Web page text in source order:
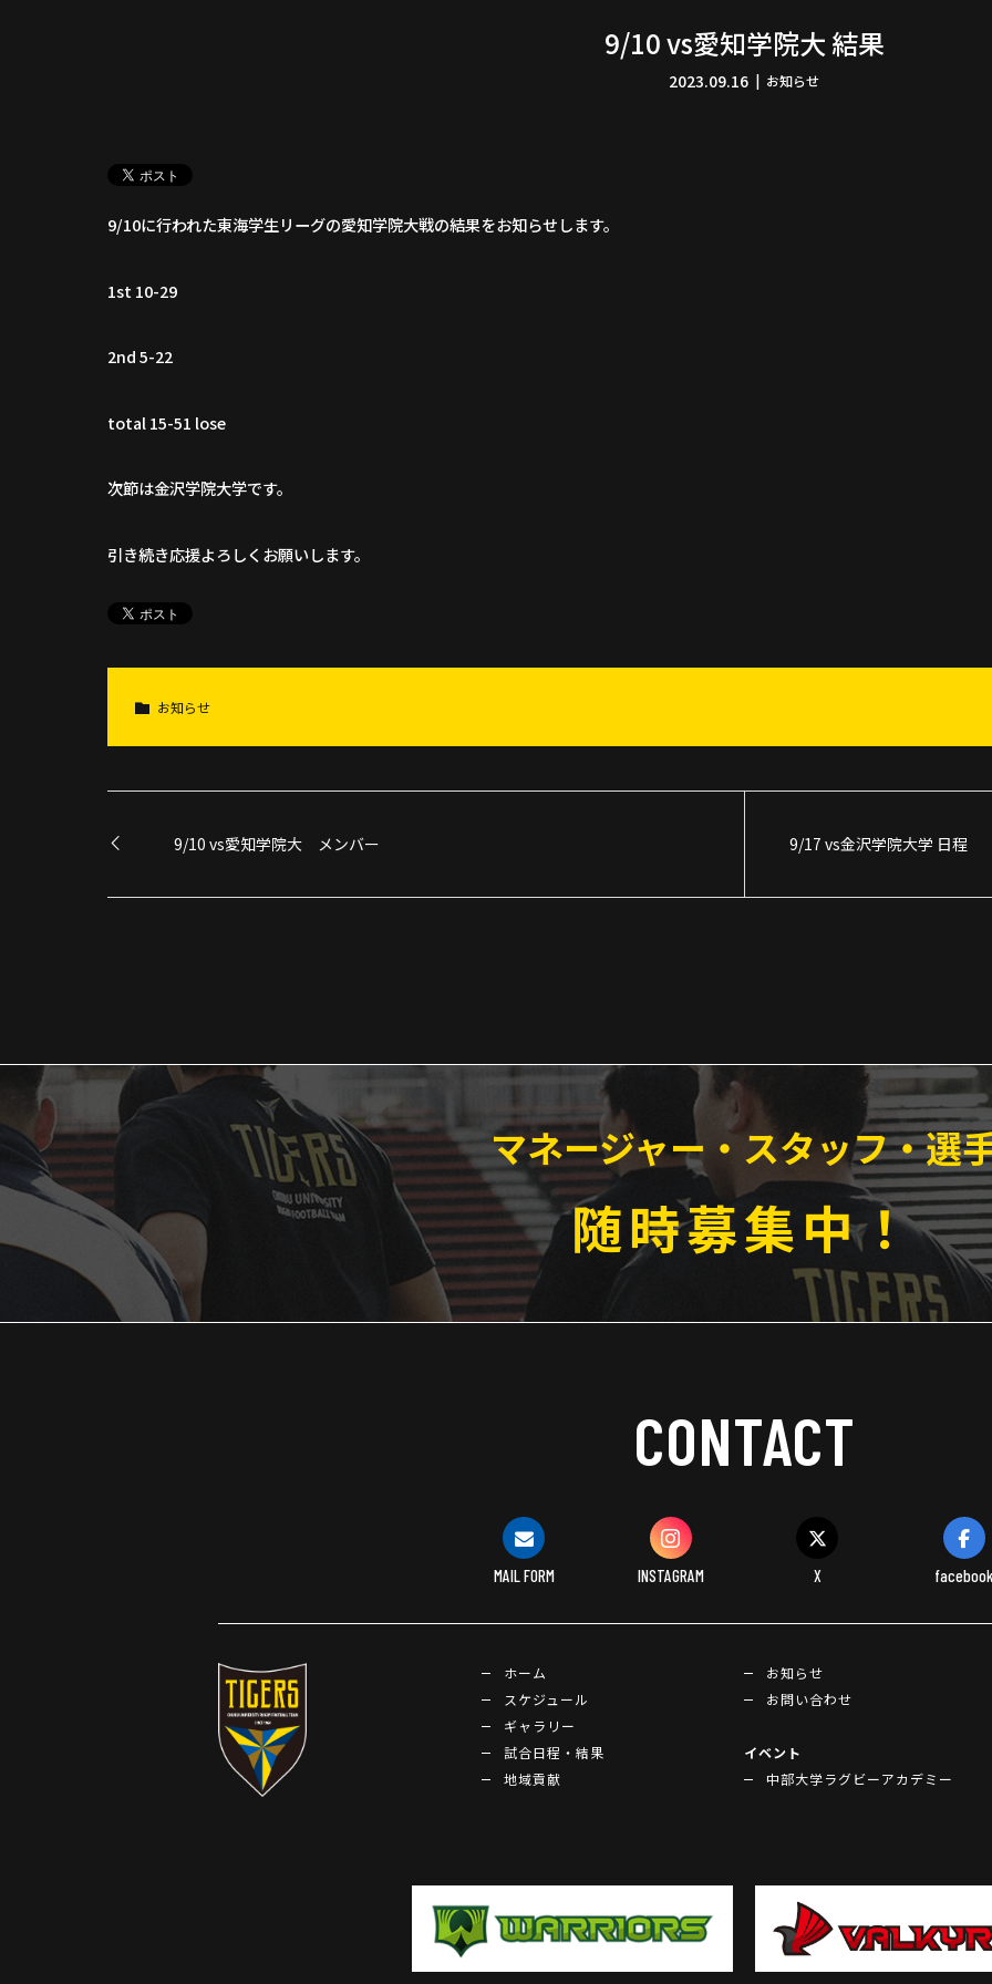
9/10 vs愛知学院大 結果
2023.09.16 お知らせ
9/10に行われた東海学生リーグの愛知学院大戦の結果をお知らせします。
1st 10-29
2nd 5-22
total 15-51 lose
次節は金沢学院大学です。
引き続き応援よろしくお願いします。
お知らせ
9/10 vs愛知学院大 メンバー 9/17 vs金沢学院大学 日程
マネージャー・スタッフ・選
随時募集中！
CONTACT
MAIL FORM INSTAGRAM X
ホーム
スケジュール
ギャラリー
試合日程・結果
地域貢献
お知らせ
お問い合わせ
イベント
中部大学ラグビーアカデミー